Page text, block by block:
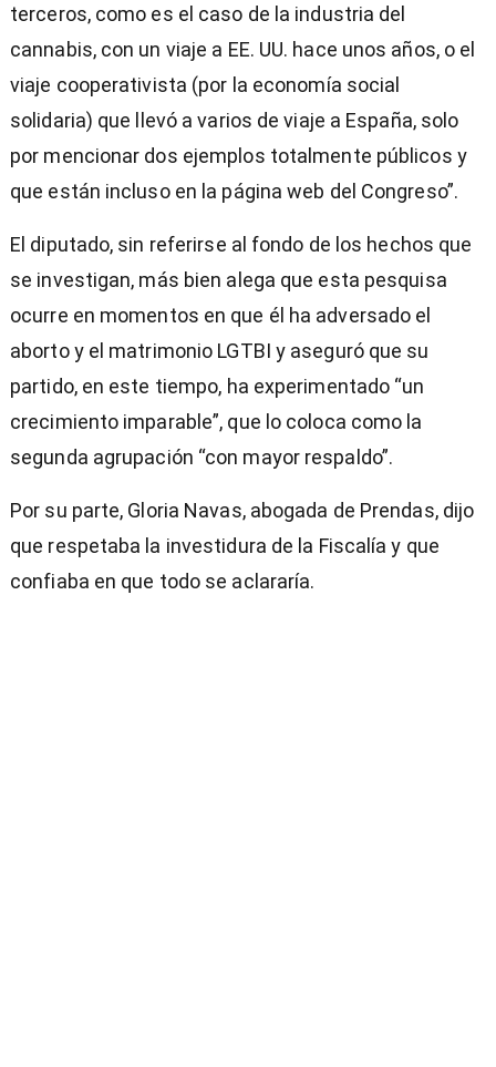
terceros, como es el caso de la industria del
cannabis, con un viaje a EE. UU. hace unos años, o el
viaje cooperativista (por la economía social
solidaria) que llevó a varios de viaje a España, solo
por mencionar dos ejemplos totalmente públicos y
que están incluso en la página web del Congreso”.
El diputado, sin referirse al fondo de los hechos que
se investigan, más bien alega que esta pesquisa
ocurre en momentos en que él ha adversado el
aborto y el matrimonio LGTBI y aseguró que su
partido, en este tiempo, ha experimentado “un
crecimiento imparable”, que lo coloca como la
segunda agrupación “con mayor respaldo”.
Por su parte, Gloria Navas, abogada de Prendas, dijo
que respetaba la investidura de la Fiscalía y que
confiaba en que todo se aclararía.